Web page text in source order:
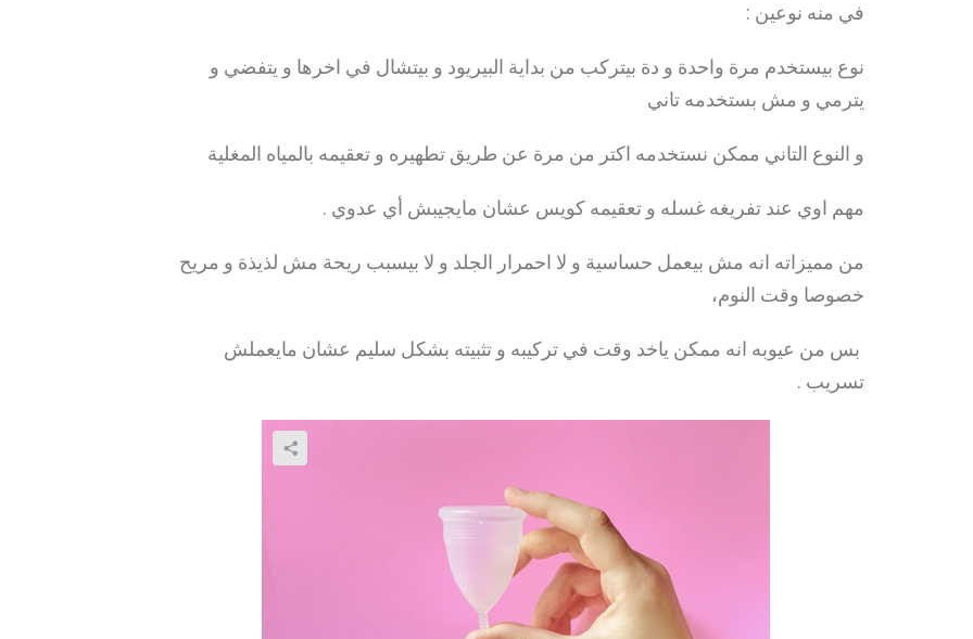
في منه نوعين :
نوع بيستخدم مرة واحدة و دة بيتركب من بداية البيريود و بيتشال في اخرها و يتفضي و
يترمي و مش بستخدمه تاني
و النوع التاني ممكن نستخدمه اكتر من مرة عن طريق تطهيره و تعقيمه بالمياه المغلية
مهم اوي عند تفريغه غسله و تعقيمه كويس عشان مايجيبش أي عدوي .
من مميزاته انه مش بيعمل حساسية و لا احمرار الجلد و لا بيسبب ريحة مش لذيذة و مريح
خصوصا وقت النوم،
بس من عيوبه انه ممكن ياخد وقت في تركيبه و تثبيته بشكل سليم عشان مايعملش
تسريب .